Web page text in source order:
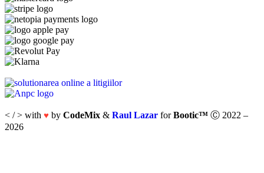
< / > with ♥ by CodeMix & Raul Lazar forBootic™ Ⓒ 2022 –
2026